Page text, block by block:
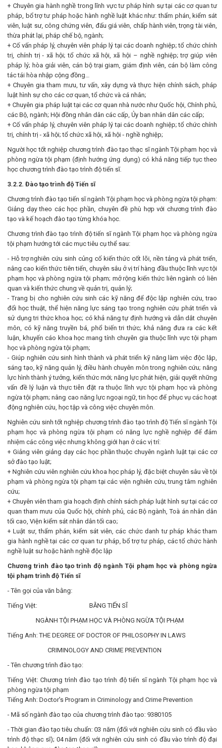
+ Chuyên gia hành nghề trong lĩnh vực tư pháp hình sự tại các cơ quan tư
pháp, bổ trợ tư pháp hoặc hành nghề luật khác như: thẩm phán, kiểm sát
viên, luật sư, công chứng viên, đấu giá viên, chấp hành viên, trọng tài viên,
thừa phát lại, pháp chế bộ, ngành;
+ Cố vấn pháp lý, chuyên viên pháp lý tại các doanh nghiệp; tổ chức chính
trị, chính trị - xã hội; tổ chức xã hội, xã hội – nghề nghiệp; trợ giúp viên
pháp lý; hòa giải viên, cán bộ trại giam, giám định viên, cán bộ làm công
tác tái hòa nhập cộng đồng…
+ Chuyên gia tham mưu, tư vấn, xây dựng và thực hiện chính sách, pháp
luật hình sự cho các cơ quan, tổ chức và cá nhân;
+ Chuyên gia pháp luật tại các cơ quan nhà nước như Quốc hội, Chính phủ,
các Bộ, ngành; Hội đồng nhân dân các cấp, Ủy ban nhân dân các cấp;
+ Cố vấn pháp lý, chuyên viên pháp lý tại các doanh nghiệp; tổ chức chính
trị, chính trị - xã hội; tổ chức xã hội, xã hội - nghề nghiệp;
Người học tốt nghiệp chương trình đào tạo thạc sĩ ngành Tội phạm học và
phòng ngừa tội phạm (định hướng ứng dụng) có khả năng tiếp tục theo
học chương trình đào tạo trình độ tiến sĩ.
3.2.2. Đào tạo trình độ Tiến sĩ
Chương trình đào tạo tiến sĩ ngành Tội phạm học và phòng ngừa tội phạm:
Giảng dạy theo các học phần, chuyên đề phù hợp với chương trình đào
tạo và kế hoạch đào tạo từng khóa học.
Chương trình đào tạo trình độ tiến sĩ ngành Tội phạm học và phòng ngừa
tội phạm hướng tới các mục tiêu cụ thể sau:
- Hỗ trợ nghiên cứu sinh củng cố kiến thức cốt lõi, nền tảng và phát triển,
nâng cao kiến thức tiên tiến, chuyên sâu ở vị trí hàng đầu thuộc lĩnh vực tội
phạm học và phòng ngừa tội phạm; mở rộng kiến thức liên ngành có liên
quan và kiến thức chung về quản trị, quản lý;
- Trang bị cho nghiên cứu sinh các kỹ năng để độc lập nghiên cứu, trao
đổi học thuật, thể hiện năng lực sáng tạo trong nghiên cứu phát triển và
sử dụng tri thức khoa học; có khả năng tự định hướng và dẫn dắt chuyên
môn, có kỹ năng truyền bá, phổ biến tri thức; khả năng đưa ra các kết
luận, khuyến cáo khoa học mang tính chuyên gia thuộc lĩnh vực tội phạm
học và phòng ngừa tội phạm;
- Giúp nghiên cứu sinh hình thành và phát triển kỹ năng làm việc độc lập,
sáng tạo, kỹ năng quản lý, điều hành chuyên môn trong nghiên cứu; năng
lực hình thành ý tưởng, kiến thức mới; năng lực phát hiện, giải quyết những
vấn đề lý luận và thực tiễn đặt ra thuộc lĩnh vực tội phạm học và phòng
ngừa tội phạm; nâng cao năng lực ngoại ngữ, tin học để phục vụ các hoạt
động nghiên cứu, học tập và công việc chuyên môn.
Nghiên cứu sinh tốt nghiệp chương trình đào tạo trình độ Tiến sĩ ngành Tội
phạm học và phòng ngừa tội phạm có năng lực nghề nghiệp để đảm
nhiệm các công việc nhưng không giới hạn ở các vị trí:
+ Giảng viên giảng dạy các học phần thuộc chuyên ngành luật tại các cơ
sở đào tạo luật;
+ Nghiên cứu viên nghiên cứu khoa học pháp lý, đặc biệt chuyên sâu về tội
phạm và phòng ngừa tội phạm tại các viện nghiên cứu, trung tâm nghiên
cứu;
+ Chuyên viên tham gia hoạch định chính sách pháp luật hình sự tại các cơ
quan tham mưu của Quốc hội, chính phủ, các Bộ ngành, Toà án nhân dân
tối cao, Viện kiểm sát nhân dân tối cao;
+ Luật sư, thẩm phán, kiểm sát viên, các chức danh tư pháp khác tham
gia hành nghề tại các cơ quan tư pháp, bổ trợ tư pháp, các tổ chức hành
nghề luật sư hoặc hành nghề độc lập
Chương trình đào tạo trình độ ngành Tội phạm học và phòng ngừa
tội phạm trình độ Tiến sĩ
- Tên gọi của văn bằng:
Tiếng Việt: BẰNG TIẾN SĨ
NGÀNH TỘI PHẠM HỌC VÀ PHÒNG NGỪA TỘI PHẠM
Tiếng Anh: THE DEGREE OF DOCTOR OF PHILOSOPHY IN LAWS
CRIMINOLOGY AND CRIME PREVENTION
- Tên chương trình đào tạo:
Tiếng Việt: Chương trình đào tạo trình độ tiến sĩ ngành Tội phạm học và
phòng ngừa tội phạm
Tiếng Anh: Doctor's Program in Criminology and Crime Prevention
- Mã số ngành đào tạo của chương trình đào tạo: 9380105
- Thời gian đào tạo tiêu chuẩn: 03 năm (đối với nghiên cứu sinh có đầu vào
trình độ thạc sĩ); 04 năm (đối với nghiên cứu sinh có đầu vào trình độ đại